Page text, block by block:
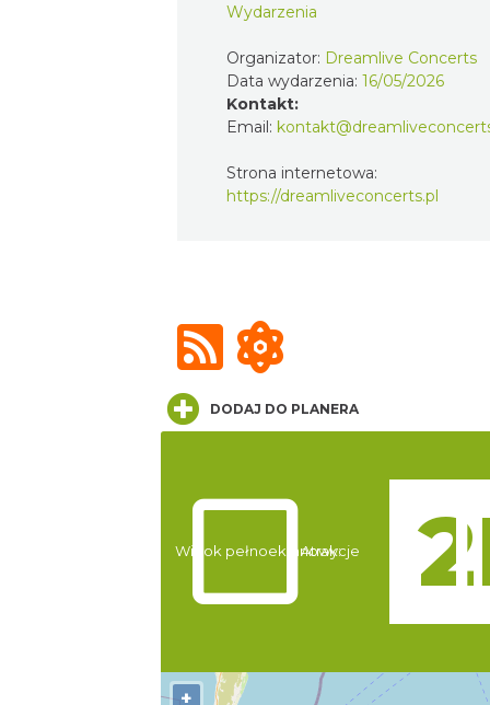
Wydarzenia
Organizator: Dreamlive Concerts
Data wydarzenia: 16/05/2026
Kontakt:
Email:
Strona internetowa:
https://dreamliveconcerts.pl
DODAJ DO PLANERA
+
Widok pełnoekranowy:
Atrakcje